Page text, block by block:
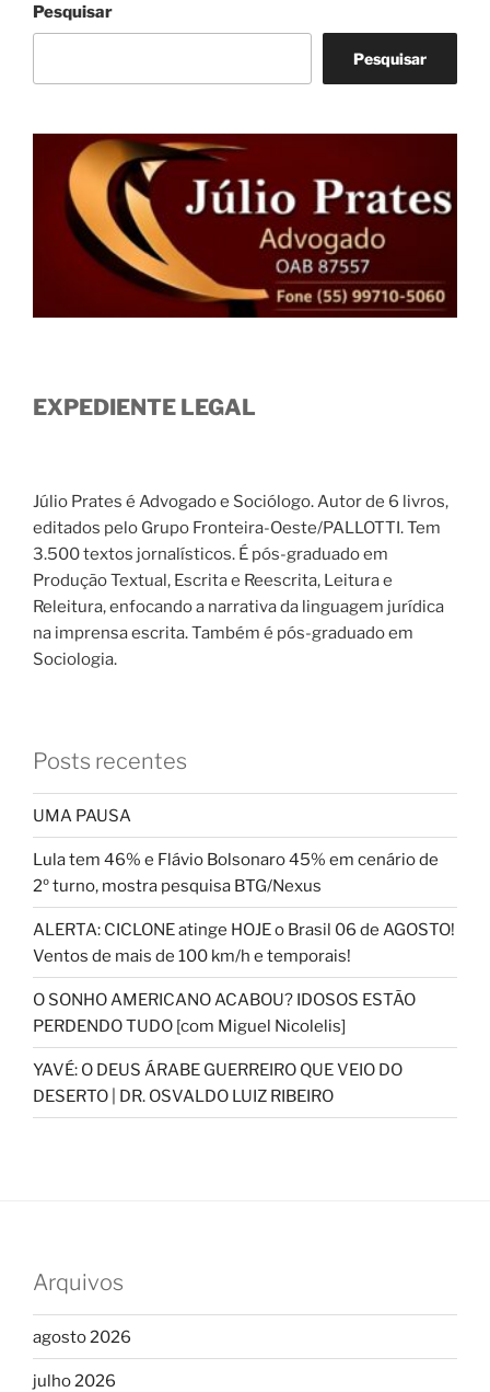
Pesquisar
Pesquisar
EXPEDIENTE LEGAL
Júlio Prates é Advogado e Sociólogo. Autor de 6 livros,
editados pelo Grupo Fronteira-Oeste/PALLOTTI. Tem
3.500 textos jornalísticos. É pós-graduado em
Produção Textual, Escrita e Reescrita, Leitura e
Releitura, enfocando a narrativa da linguagem jurídica
na imprensa escrita. Também é pós-graduado em
Sociologia.
Posts recentes
UMA PAUSA
Lula tem 46% e Flávio Bolsonaro 45% em cenário de
2º turno, mostra pesquisa BTG/Nexus
ALERTA: CICLONE atinge HOJE o Brasil 06 de AGOSTO!
Ventos de mais de 100 km/h e temporais!
O SONHO AMERICANO ACABOU? IDOSOS ESTÃO
PERDENDO TUDO [com Miguel Nicolelis]
YAVÉ: O DEUS ÁRABE GUERREIRO QUE VEIO DO
DESERTO | DR. OSVALDO LUIZ RIBEIRO
Arquivos
agosto 2026
julho 2026